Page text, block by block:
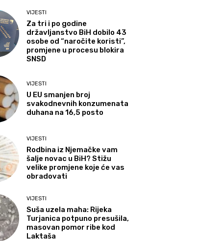
VIJESTI
Za tri i po godine
državljanstvo BiH dobilo 43
osobe od “naročite koristi”,
promjene u procesu blokira
SNSD
VIJESTI
U EU smanjen broj
svakodnevnih konzumenata
duhana na 16,5 posto
VIJESTI
Rodbina iz Njemačke vam
šalje novac u BiH? Stižu
velike promjene koje će vas
obradovati
VIJESTI
Suša uzela maha: Rijeka
Turjanica potpuno presušila,
masovan pomor ribe kod
Laktaša